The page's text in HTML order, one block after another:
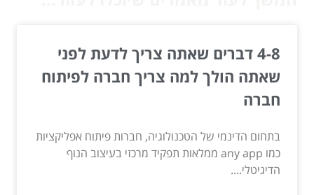
4-8 דברים שאתה צריך לדעת לפני
שאתה הולך למה צריך חברה לפיתוח
חברה
בתחום הדינמי של הטכנולוגיה, חברות פיתוח אפליקציות
כמו any app ממלאות תפקיד מרכזי בעיצוב הנוף
הדיגיטלי....